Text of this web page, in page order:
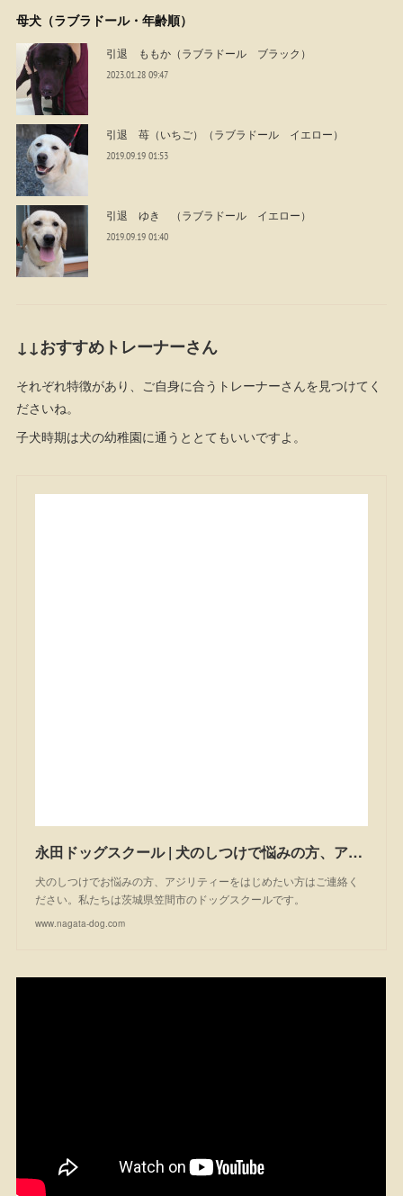
母犬（ラブラドール・年齢順）
引退 ももか（ラブラドール ブラック）
2023.01.28 09:47
引退 苺（いちご）（ラブラドール イエロー）
2019.09.19 01:53
引退 ゆき （ラブラドール イエロー）
2019.09.19 01:40
↓↓おすすめトレーナーさん
それぞれ特徴があり、ご自身に合うトレーナーさんを見つけてく
ださいね。
子犬時期は犬の幼稚園に通うととてもいいですよ。
永田ドッグスクール | 犬のしつけで悩みの方、アジリティーを始めたい方は一度ご相談ください。私たちは茨城県笠間市のドッグスクールです。
犬のしつけでお悩みの方、アジリティーをはじめたい方はご連絡く
ださい。私たちは茨城県笠間市のドッグスクールです。
www.nagata-dog.com